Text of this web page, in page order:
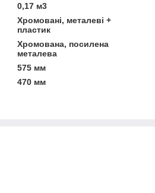
0,17 м3
Хромовані, металеві +
пластик
Хромована, посилена
металева
575 мм
470 мм